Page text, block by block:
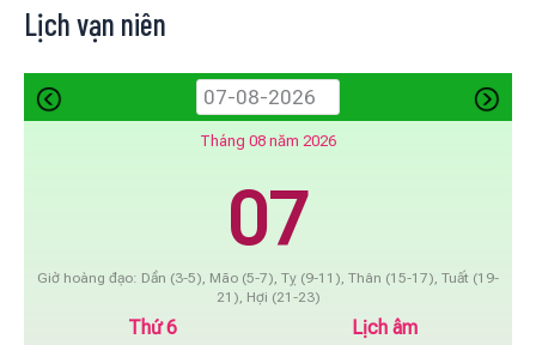
Lịch vạn niên
Tháng 08 năm 2026
07
Giờ hoàng đạo: Dần (3-5), Mão (5-7), Tỵ (9-11), Thân (15-17), Tuất (19-
21), Hợi (21-23)
Thứ 6 Lịch âm